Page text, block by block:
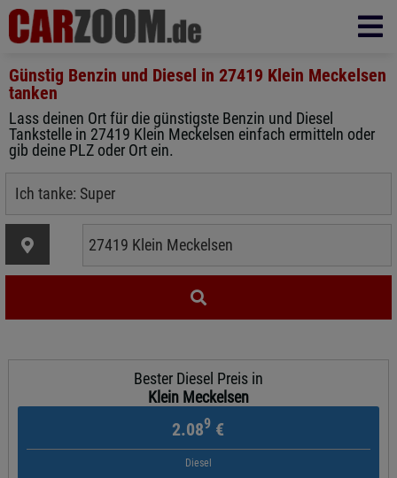
Günstig Benzin und Diesel in 27419 Klein Meckelsen
tanken
Lass deinen Ort für die günstigste Benzin und Diesel
Tankstelle in 27419 Klein Meckelsen einfach ermitteln oder
gib deine PLZ oder Ort ein.
Bester Diesel Preis in
Klein Meckelsen
2.089 €
Diesel